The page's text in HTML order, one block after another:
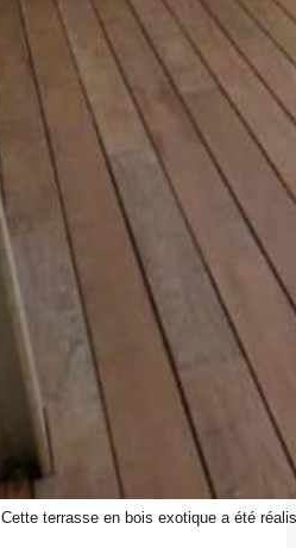
Cette terrasse en bois exotique a été